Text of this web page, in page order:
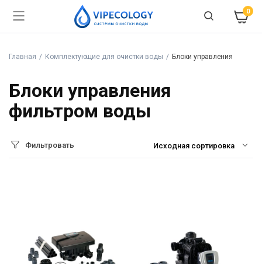
0
Главная Комплектующие для очистки воды Блоки управления
Блоки управления
фильтром воды
Фильтровать